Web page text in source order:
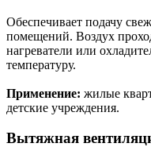
Обеспечивает подачу
помещений. Воздух
нагреватели или
температуру.
Применение: жилые
детские учреждения.
Вытяжная